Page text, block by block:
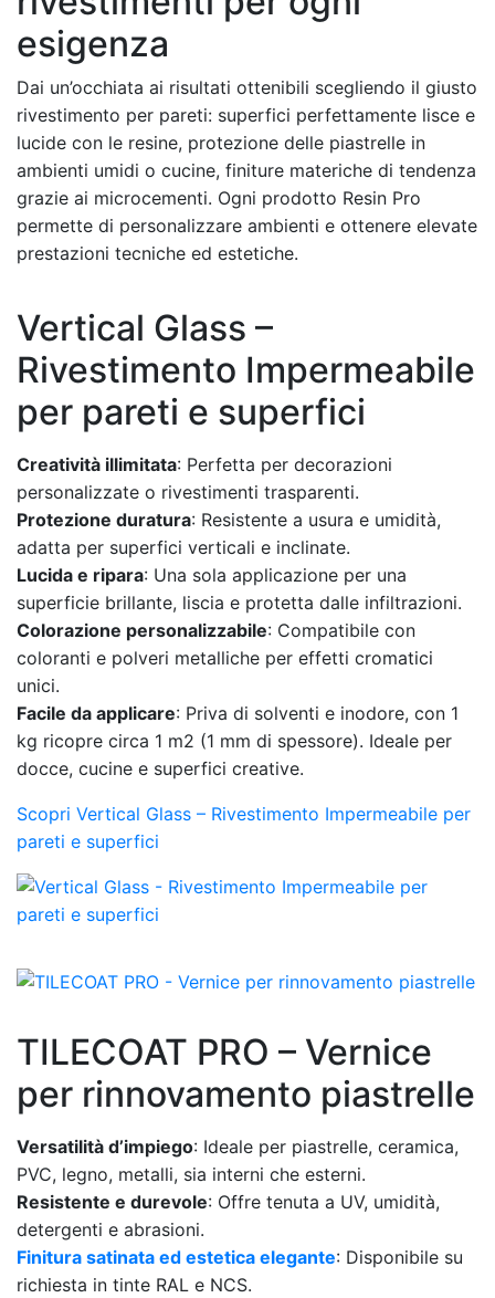
esigenza
Dai un’occhiata ai risultati ottenibili scegliendo il giusto
rivestimento per pareti: superfici perfettamente lisce e
lucide con le resine, protezione delle piastrelle in
ambienti umidi o cucine, finiture materiche di tendenza
grazie ai microcementi. Ogni prodotto Resin Pro
permette di personalizzare ambienti e ottenere elevate
prestazioni tecniche ed estetiche.
Vertical Glass –
Rivestimento Impermeabile
per pareti e superfici
Creatività illimitata: Perfetta per decorazioni
personalizzate o rivestimenti trasparenti.
Protezione duratura: Resistente a usura e umidità,
adatta per superfici verticali e inclinate.
Lucida e ripara: Una sola applicazione per una
superficie brillante, liscia e protetta dalle infiltrazioni.
Colorazione personalizzabile: Compatibile con
coloranti e polveri metalliche per effetti cromatici
unici.
Facile da applicare: Priva di solventi e inodore, con 1
kg ricopre circa 1 m2 (1 mm di spessore). Ideale per
docce, cucine e superfici creative.
Scopri Vertical Glass – Rivestimento Impermeabile per
pareti e superfici
TILECOAT PRO – Vernice
per rinnovamento piastrelle
Versatilità d’impiego: Ideale per piastrelle, ceramica,
PVC, legno, metalli, sia interni che esterni.
Resistente e durevole: Offre tenuta a UV, umidità,
detergenti e abrasioni.
Finitura satinata ed estetica elegante: Disponibile su
richiesta in tinte RAL e NCS.